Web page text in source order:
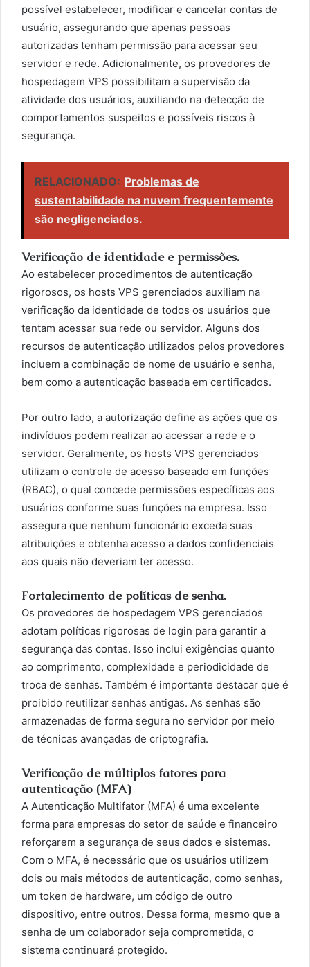
possível estabelecer, modificar e cancelar contas de
usuário, assegurando que apenas pessoas
autorizadas tenham permissão para acessar seu
servidor e rede. Adicionalmente, os provedores de
hospedagem VPS possibilitam a supervisão da
atividade dos usuários, auxiliando na detecção de
comportamentos suspeitos e possíveis riscos à
segurança.
RELACIONADO: Problemas de
sustentabilidade na nuvem frequentemente
são negligenciados.
Verificação de identidade e permissões.
Ao estabelecer procedimentos de autenticação
rigorosos, os hosts VPS gerenciados auxiliam na
verificação da identidade de todos os usuários que
tentam acessar sua rede ou servidor. Alguns dos
recursos de autenticação utilizados pelos provedores
incluem a combinação de nome de usuário e senha,
bem como a autenticação baseada em certificados.
Por outro lado, a autorização define as ações que os
indivíduos podem realizar ao acessar a rede e o
servidor. Geralmente, os hosts VPS gerenciados
utilizam o controle de acesso baseado em funções
(RBAC), o qual concede permissões específicas aos
usuários conforme suas funções na empresa. Isso
assegura que nenhum funcionário exceda suas
atribuições e obtenha acesso a dados confidenciais
aos quais não deveriam ter acesso.
Fortalecimento de políticas de senha.
Os provedores de hospedagem VPS gerenciados
adotam políticas rigorosas de login para garantir a
segurança das contas. Isso inclui exigências quanto
ao comprimento, complexidade e periodicidade de
troca de senhas. Também é importante destacar que é
proibido reutilizar senhas antigas. As senhas são
armazenadas de forma segura no servidor por meio
de técnicas avançadas de criptografia.
Verificação de múltiplos fatores para
autenticação (MFA)
A Autenticação Multifator (MFA) é uma excelente
forma para empresas do setor de saúde e financeiro
reforçarem a segurança de seus dados e sistemas.
Com o MFA, é necessário que os usuários utilizem
dois ou mais métodos de autenticação, como senhas,
um token de hardware, um código de outro
dispositivo, entre outros. Dessa forma, mesmo que a
senha de um colaborador seja comprometida, o
sistema continuará protegido.